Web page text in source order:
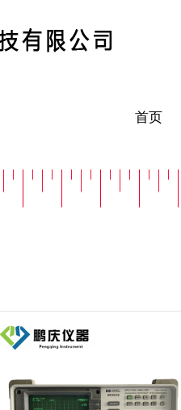
首页